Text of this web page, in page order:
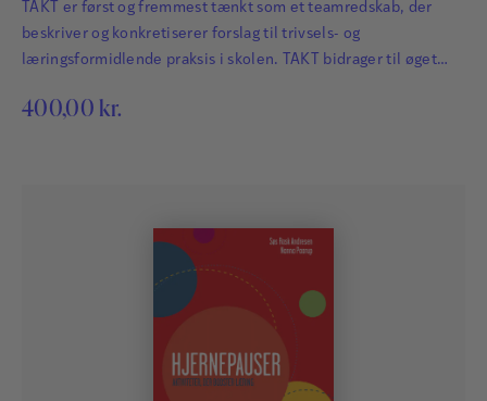
TAKT er først og fremmest tænkt som et teamredskab, der
beskriver og konkretiserer forslag til trivsels- og
læringsformidlende praksis i skolen. TAKT bidrager til øget
de praktiske muligheder på en fleksibel og lettilgængelig
400,00 kr.